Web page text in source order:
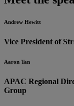
Andrew Hewitt
Vice President of
Aaron Tan
APAC Regional
Group